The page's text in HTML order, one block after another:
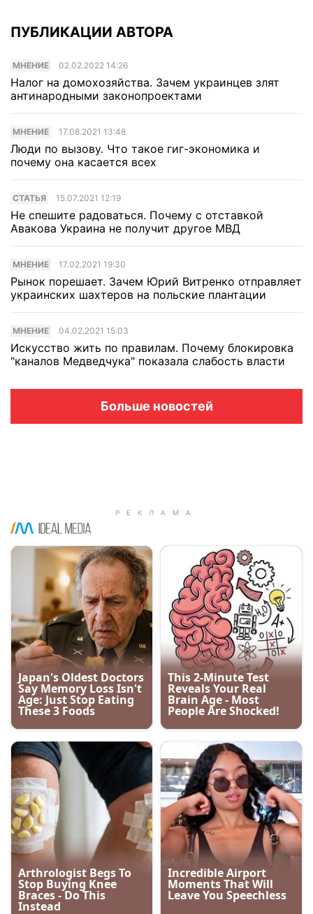
ПУБЛИКАЦИИ АВТОРА
МНЕНИЕ 02.02.2022 14:26
Налог на домохозяйства. Зачем украинцев злят
антинародными законопроектами
МНЕНИЕ 17.08.2021 13:48
Люди по вызову. Что такое гиг-экономика и
почему она касается всех
CТАТЬЯ 15.07.2021 12:19
Не спешите радоваться. Почему с отставкой
Авакова Украина не получит другое МВД
МНЕНИЕ 17.02.2021 19:30
Рынок порешает. Зачем Юрий Витренко отправляет
украинских шахтеров на польские плантации
МНЕНИЕ 04.02.2021 15:03
Искусство жить по правилам. Почему блокировка
"каналов Медведчука" показала слабость власти
Больше новостей